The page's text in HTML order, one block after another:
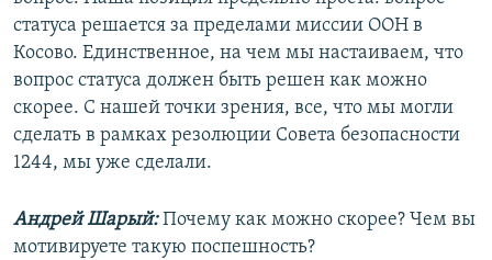
статуса решается за пределами миссии ООН в
Косово. Единственное, на чем мы настаиваем, что
вопрос статуса должен быть решен как можно
скорее. С нашей точки зрения, все, что мы могли
сделать в рамках резолюции Совета безопасности
1244, мы уже сделали.
Андрей Шарый:Почему как можно скорее? Чем вы
мотивируете такую поспешность?